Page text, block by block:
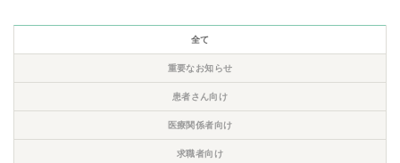
全て
重要なお知らせ
患者さん向け
医療関係者向け
求職者向け